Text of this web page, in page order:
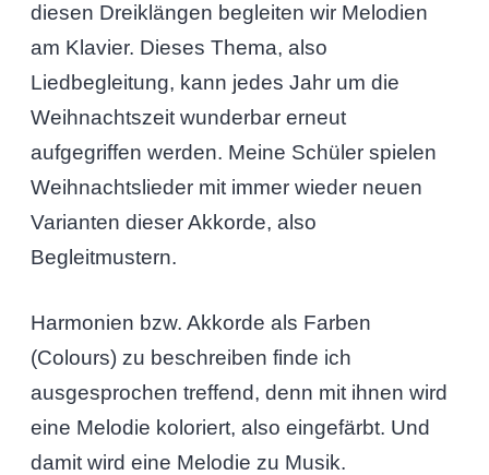
diesen Dreiklängen begleiten wir Melodien
am Klavier. Dieses Thema, also
Liedbegleitung, kann jedes Jahr um die
Weihnachtszeit wunderbar erneut
aufgegriffen werden. Meine Schüler spielen
Weihnachtslieder mit immer wieder neuen
Varianten dieser Akkorde, also
Begleitmustern.
Harmonien bzw. Akkorde als Farben
(Colours) zu beschreiben finde ich
ausgesprochen treffend, denn mit ihnen wird
eine Melodie koloriert, also eingefärbt. Und
damit wird eine Melodie zu Musik.